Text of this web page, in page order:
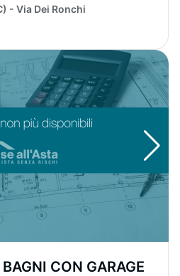
- Via Dei Ronchi
CON GARAGE